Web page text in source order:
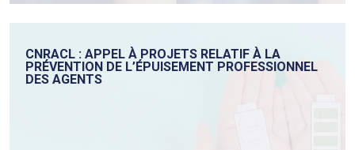
CNRACL : APPEL À PROJETS RELATIF À LA
PRÉVENTION DE L’ÉPUISEMENT PROFESSIONNEL
DES AGENTS